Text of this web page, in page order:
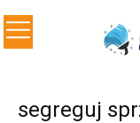
segreguj